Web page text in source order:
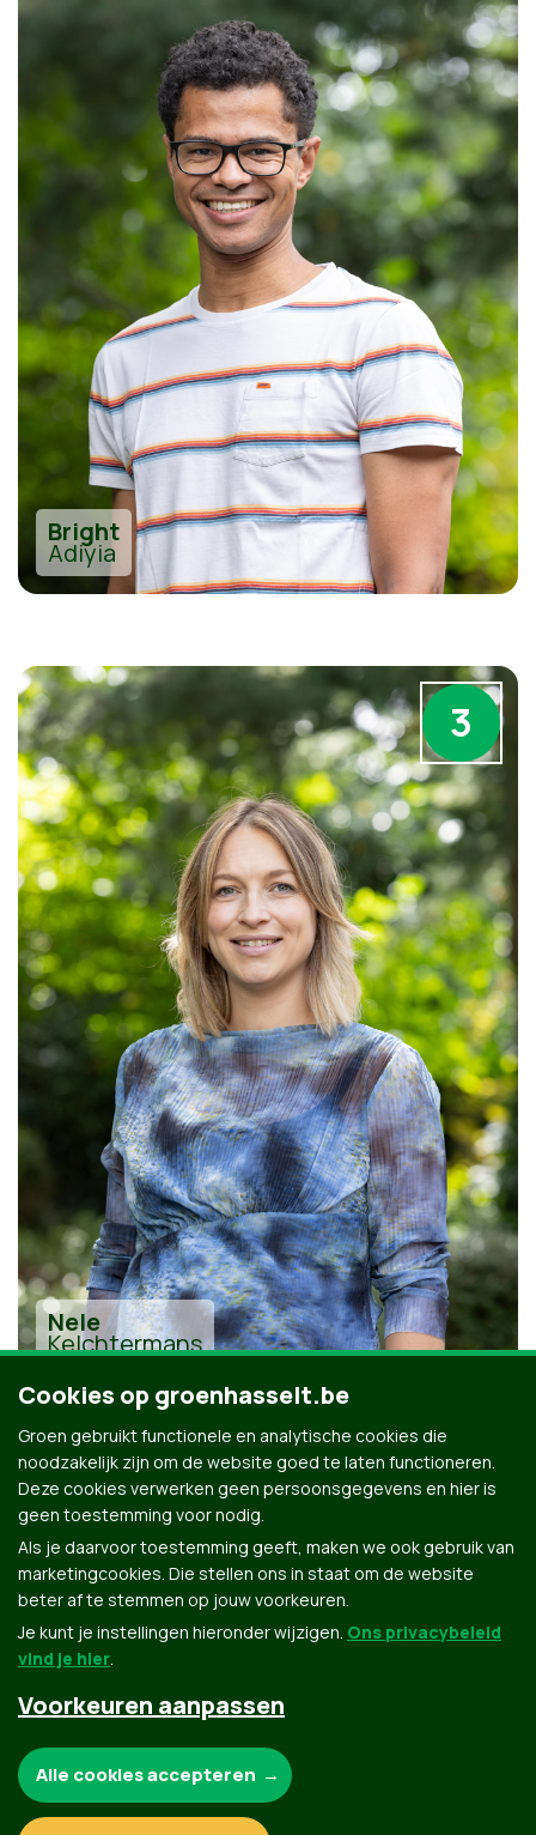
Bright
Adiyia
3
Nele
Kelchtermans
Alle kandidaten uit Hasselt
Groen.be
Contact Privacybeleid
Cookies op groenhasselt.be
Groen gebruikt functionele en analytische cookies die
noodzakelijk zijn om de website goed te laten functioneren.
Deze cookies verwerken geen persoonsgegevens en hier is
geen toestemming voor nodig.
Als je daarvoor toestemming geeft, maken we ook gebruik van
marketingcookies. Die stellen ons in staat om de website
beter af te stemmen op jouw voorkeuren.
Je kunt je instellingen hieronder wijzigen. Ons privacybeleid
vind je hier.
Voorkeuren aanpassen
Alle cookies accepteren